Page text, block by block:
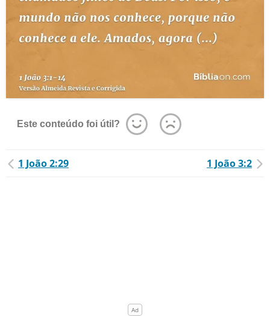
Este conteúdo foi útil?
1 João 2:29 1 João 3:2